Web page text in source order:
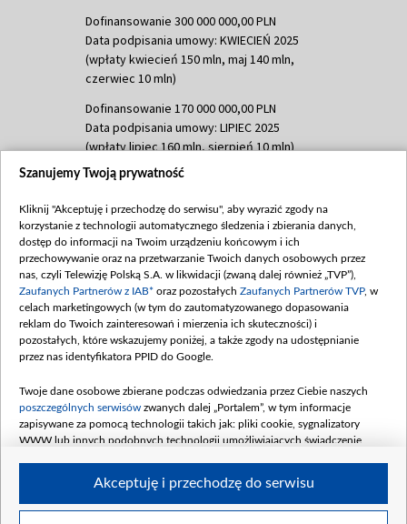
Dofinansowanie 300 000 000,00 PLN
Data podpisania umowy: KWIECIEŃ 2025
(wpłaty kwiecień 150 mln, maj 140 mln,
czerwiec 10 mln)
Dofinansowanie 170 000 000,00 PLN
Data podpisania umowy: LIPIEC 2025
(wpłaty lipiec 160 mln, sierpień 10 mln)
Dofinansowanie 60 000 000,00 PLN
(wpłata wrzesień 60 mln)
Dofinansowanie 635 783 051,21 PLN
Data podpisania umowy: WRZESIEŃ 2025
(wpłata wrzesień 100 mln, październik 350
mln, listopad 265 mln)
Dofinansowanie 48 862 000,00 PLN
Data podpisania umowy: GRUDZIEŃ 2025
Dofinansowanie 900 000 000,00 PLN
Data podpisania umowy: LUTY 2026 (wpłata
26 lutego 80 mln, 4 marca 370 mln,8
czerwca 90 mln)
Szanujemy Twoją prywatność
Kliknij "Akceptuję i przechodzę do serwisu", aby wyrazić zgody na
korzystanie z technologii automatycznego śledzenia i zbierania danych,
dostęp do informacji na Twoim urządzeniu końcowym i ich
przechowywanie oraz na przetwarzanie Twoich danych osobowych przez
nas, czyli Telewizję Polską S.A. w likwidacji (zwaną dalej również „TVP”),
Zaufanych Partnerów z IAB* oraz pozostałych Zaufanych Partnerów TVP, w
celach marketingowych (w tym do zautomatyzowanego dopasowania
reklam do Twoich zainteresowań i mierzenia ich skuteczności) i
pozostałych, które wskazujemy poniżej, a także zgody na udostępnianie
przez nas identyfikatora PPID do Google.
Twoje dane osobowe zbierane podczas odwiedzania przez Ciebie naszych
poszczególnych serwisów zwanych dalej „Portalem”, w tym informacje
zapisywane za pomocą technologii takich jak: pliki cookie, sygnalizatory
WWW lub innych podobnych technologii umożliwiających świadczenie
Akceptuję i przechodzę do serwisu